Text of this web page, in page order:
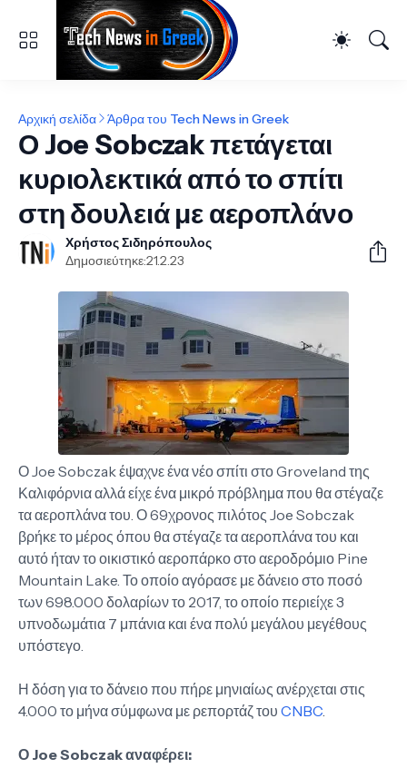
Αρχική σελίδα Άρθρα του Tech News in Greek
Ο Joe Sobczak πετάγεται
κυριολεκτικά από το σπίτι
στη δουλειά με αεροπλάνο
Χρήστος Σιδηρόπουλος
Δημοσιεύτηκε:21.2.23
Ο Joe Sobczak έψαχνε ένα νέο σπίτι στο Groveland της
Καλιφόρνια αλλά είχε ένα μικρό πρόβλημα που θα στέγαζε
τα αεροπλάνα του. Ο 69χρονος πιλότος Joe Sobczak
βρήκε το μέρος όπου θα στέγαζε τα αεροπλάνα του και
αυτό ήταν το οικιστικό αεροπάρκο στο αεροδρόμιο Pine
Mountain Lake. Το οποίο αγόρασε με δάνειο στο ποσό
των 698.000 δολαρίων το 2017, το οποίο περιείχε 3
υπνοδωμάτια 7 μπάνια και ένα πολύ μεγάλου μεγέθους
υπόστεγο.
Η δόση για το δάνειο που πήρε μηνιαίως ανέρχεται στις
4.000 το μήνα σύμφωνα με ρεπορτάζ του CNBC.
Ο Joe Sobczak αναφέρει: